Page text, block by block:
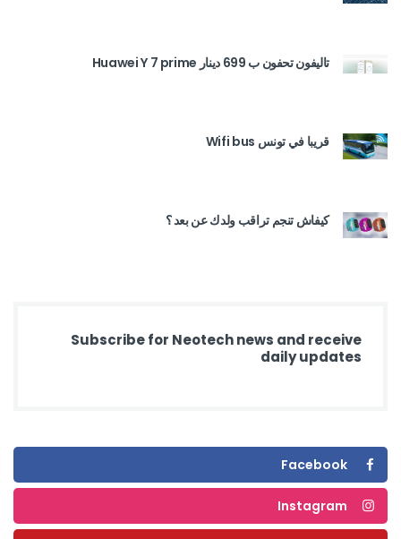
تاليفون تحفون ب 699 دينار Huawei Y 7 prime
قريبا في تونس Wifi bus
كيفاش تنجم تراقب ولدك عن بعد ؟
Subscribe for Neotech news and receive
daily updates
Facebook
Instagram